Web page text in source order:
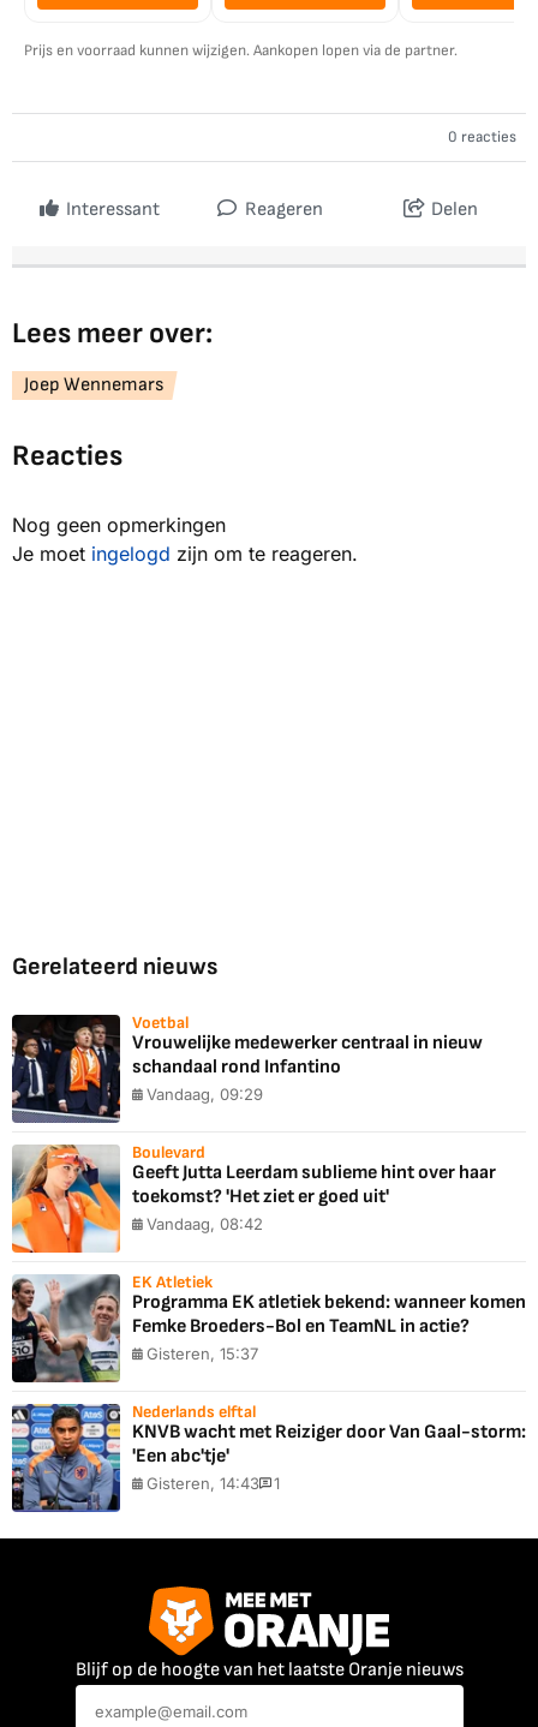
Prijs en voorraad kunnen wijzigen. Aankopen lopen via de partner.
0 reacties
Interessant Reageren Delen
Lees meer over:
Joep Wennemars
Reacties
Nog geen opmerkingen
Je moet ingelogd zijn om te reageren.
Gerelateerd nieuws
Voetbal
Vrouwelijke medewerker centraal in nieuw
schandaal rond Infantino
Vandaag, 09:29
Boulevard
Geeft Jutta Leerdam sublieme hint over haar
toekomst? 'Het ziet er goed uit'
Vandaag, 08:42
EK Atletiek
Programma EK atletiek bekend: wanneer komen
Femke Broeders-Bol en TeamNL in actie?
Gisteren, 15:37
Nederlands elftal
KNVB wacht met Reiziger door Van Gaal-storm:
'Een abc'tje'
Gisteren, 14:43 1
Blijf op de hoogte van het laatste Oranje nieuws